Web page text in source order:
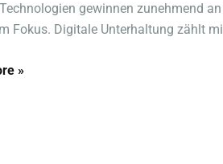
gewinnen zunehmend
Fokus. Digitale Unterhaltung zählt
»